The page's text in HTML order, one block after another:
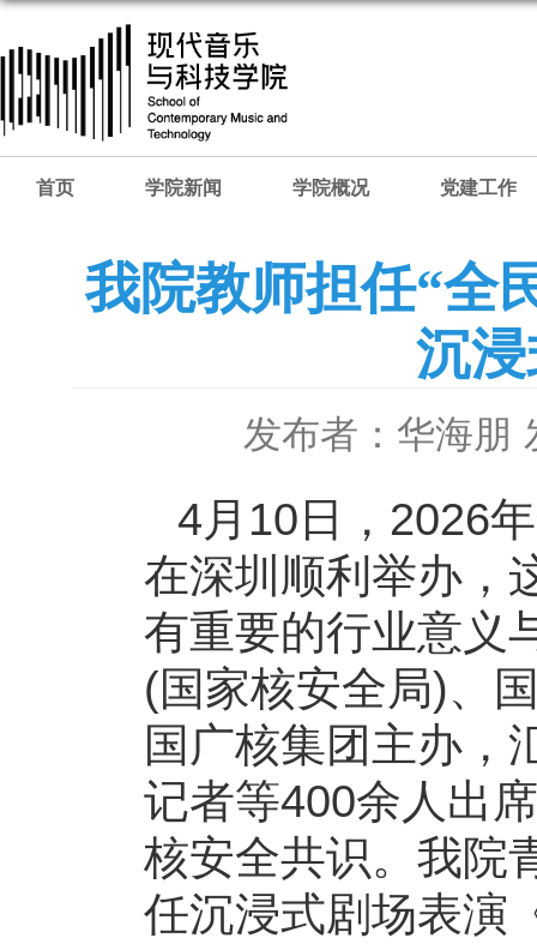
首页 学院新闻 学院概况 党建工作
我院教师担任“全
沉
发布者：华海朋
4月10日，2026
在深圳顺利举办，
有重要的行业意义
(国家核安全局)、
国广核集团主办，
记者等400余人出
核安全共识。我院
任沉浸式剧场表演